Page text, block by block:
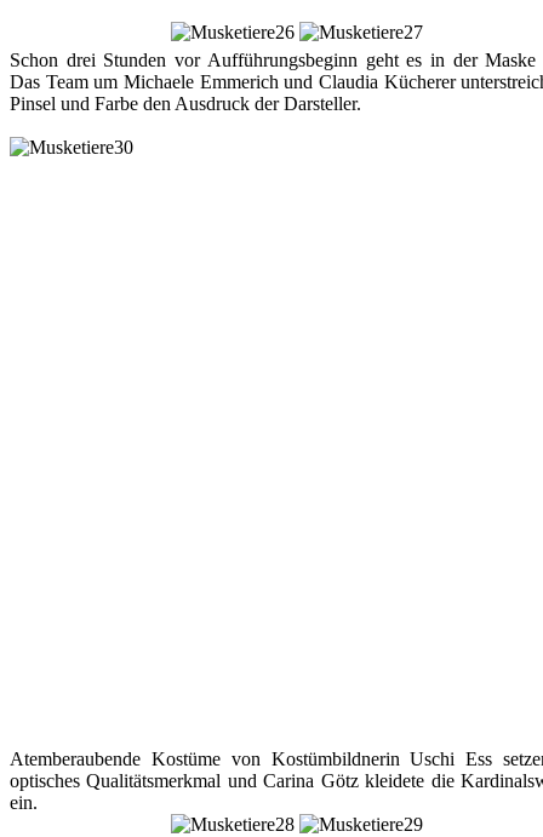
Schon drei Stunden vor Aufführungsbeginn geht es in der Maske
Das Team um Michaele Emmerich und Claudia Kücherer
Pinsel und Farbe den Ausdruck der Darsteller.
Atemberaubende Kostüme von Kostümbildnerin Uschi Ess
optisches Qualitätsmerkmal und Carina Götz kleidete die
ein.